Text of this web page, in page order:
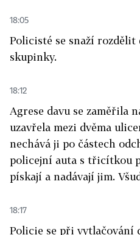
18:05
Policisté se snaží rozdělit
skupinky.
18:12
Agrese davu se zaměřila
uzavřela mezi dvěma
nechává ji po částech
policejní auta s třicítkou
pískají a nadávají jim.
18:17
Policie se při vytlačování